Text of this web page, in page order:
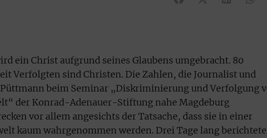
ein Christ aufgrund seines Glaubens umgebracht. 80
Verfolgten sind Christen. Die Zahlen, die Journalist und
beim Seminar „Diskriminierung und Verfolgung
der Konrad-Adenauer-Stiftung nahe Magdeburg
vor allem angesichts der Tatsache, dass sie in einer
kaum wahrgenommen werden. Drei Tage lang